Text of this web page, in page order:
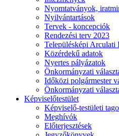
Nyomtatványok,
Nyilvántartások
Tervek - koncepciók
Rendezési terv 2023
Településképi
Közérdekű adatok
Nyertes pályázatok
Önkormányzati
Időközi polgármester
Önkormányzati
Képviselőtestület
Képviselő-testületi
Meghívók
Előterjesztések